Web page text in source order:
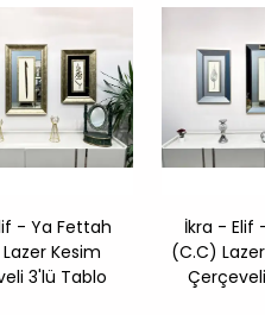
- Ya Fettah
Kesim
3'lü Tablo
İkra - Elif
(C.C)